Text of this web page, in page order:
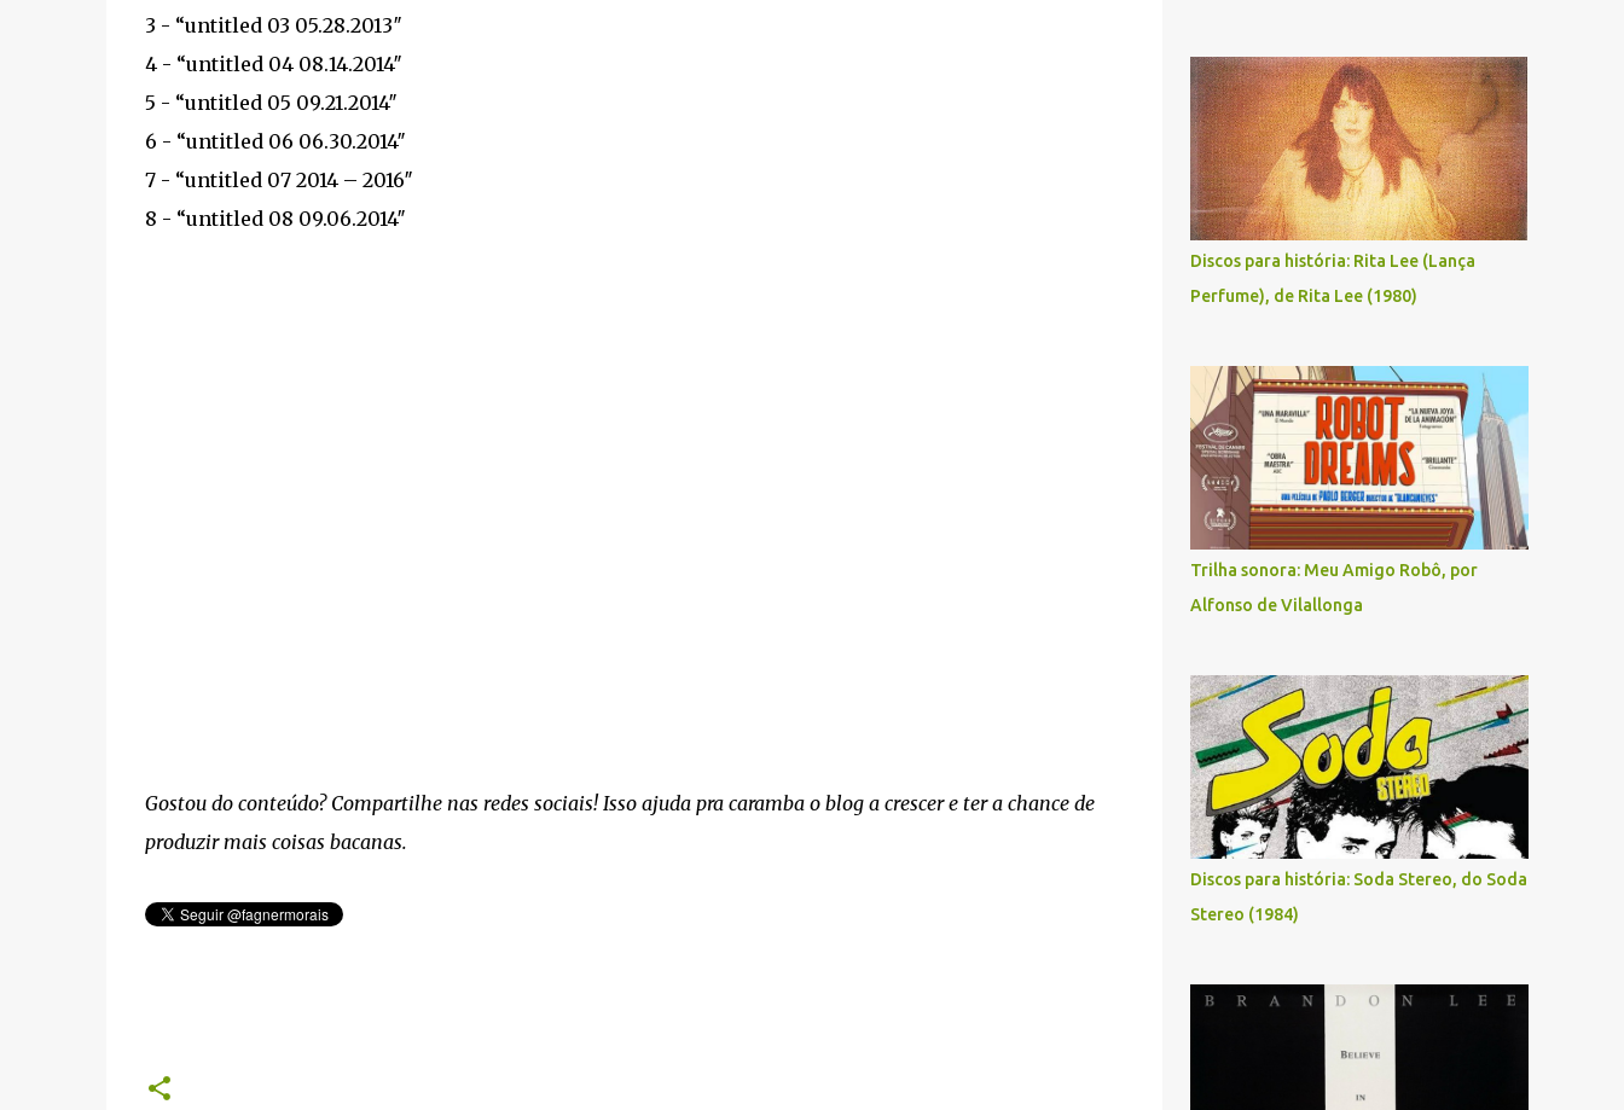
3 - “untitled 03 05.28.2013″
4 - “untitled 04 08.14.2014″
5 - “untitled 05 09.21.2014″
6 - “untitled 06 06.30.2014″
7 - “untitled 07 2014 – 2016″
8 - “untitled 08 09.06.2014″
Gostou do conteúdo? Compartilhe nas redes sociais! Isso ajuda pra caramba o blog a crescer e ter a chance de
produzir mais coisas bacanas.
Discos para história: Rita Lee (Lança
Perfume), de Rita Lee (1980)
Trilha sonora: Meu Amigo Robô, por
Alfonso de Vilallonga
Discos para história: Soda Stereo, do Soda
Stereo (1984)